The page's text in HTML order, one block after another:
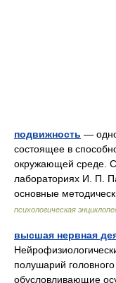
подвижность —
состоящее в
окружающей среде.
лабораториях И. П.
основные
психологическая
высшая нервная
полушарий
обусловливающие